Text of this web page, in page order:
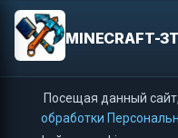
MINECRAFT-
Посещая данный
обработки